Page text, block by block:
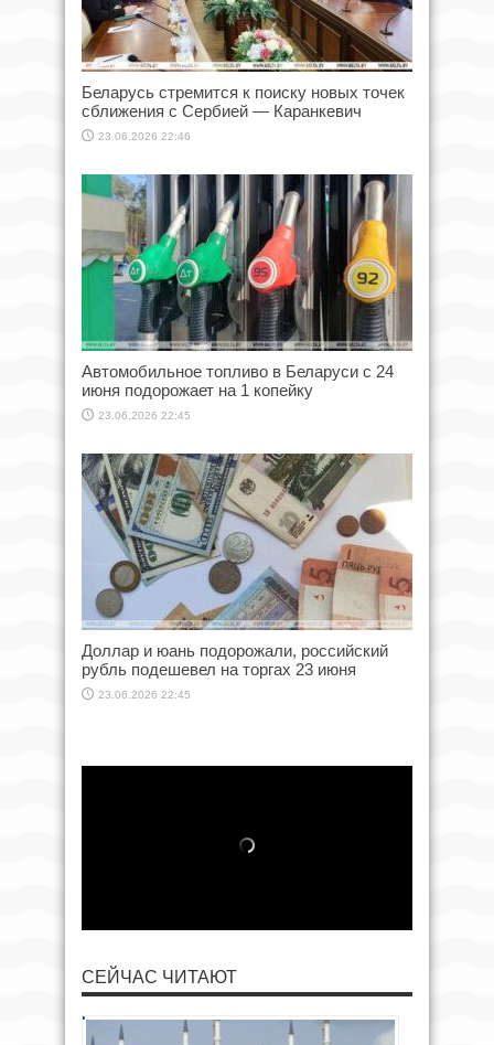
Беларусь стремится к поиску новых точек
сближения с Сербией — Каранкевич
23.06.2026 22:46
Автомобильное топливо в Беларуси с 24
июня подорожает на 1 копейку
23.06.2026 22:45
Доллар и юань подорожали, российский
рубль подешевел на торгах 23 июня
23.06.2026 22:45
СЕЙЧАС ЧИТАЮТ